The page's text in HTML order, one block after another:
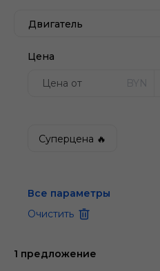
Двигатель
Цена
BYN
Суперцена 🔥
Все параметры
Очистить
1 предложение